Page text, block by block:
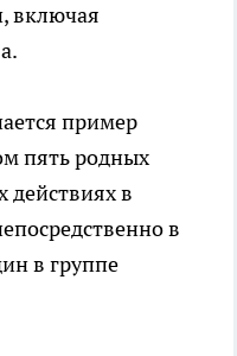
включая
пример
пять родных
действиях в
в
в группе